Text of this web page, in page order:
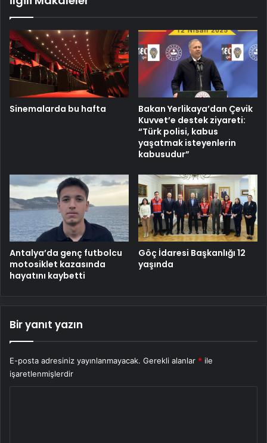
Sinemalarda bu hafta
Bakan Yerlikaya’dan Çevik
Kuvvet’e destek ziyareti:
“Türk polisi, kabus
yaşatmak isteyenlerin
kabusudur”
Antalya’da genç futbolcu
motosiklet kazasında
hayatını kaybetti
Göç İdaresi Başkanlığı 12
yaşında
Bir yanıt yazın
E-posta adresiniz yayınlanmayacak. Gerekli alanlar * ile
işaretlenmişlerdir